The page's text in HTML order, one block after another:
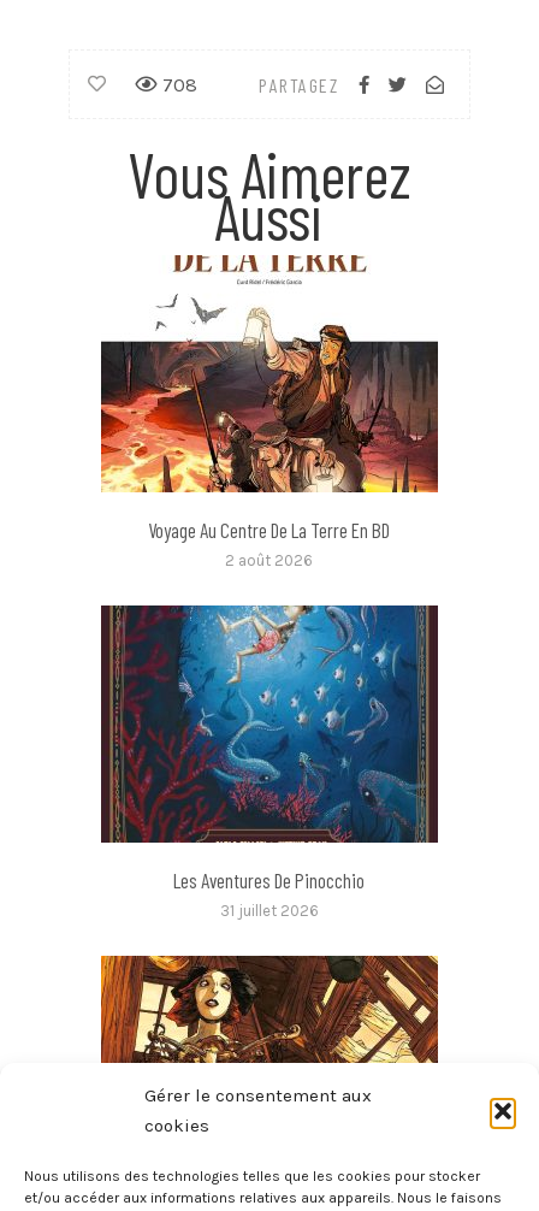
Gérer le consentement aux
cookies
Nous utilisons des technologies telles que les cookies pour stocker
et/ou accéder aux informations relatives aux appareils. Nous le faisons
PARTAGEZ
708
Vous Aimerez
Aussi
Voyage Au Centre De La Terre En BD
2 août 2026
Les Aventures De Pinocchio
31 juillet 2026